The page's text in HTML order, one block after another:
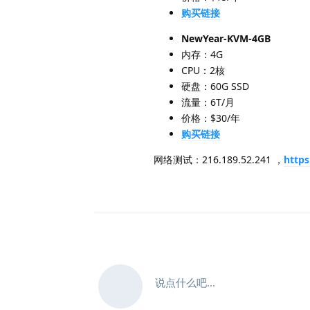
购买链接
NewYear-KVM-4GB
内存：4G
CPU：2核
硬盘：60G SSD
流量：6T/月
价格：$30/年
购买链接
网络测试：216.189.52.241 ，
说点什么吧...